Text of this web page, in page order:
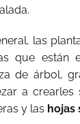
las
que están
de árbol,
a crearles
y las hojas